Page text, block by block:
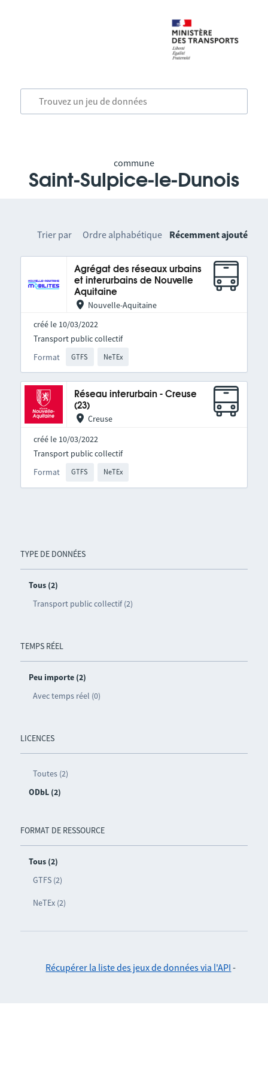
commune
Saint-Sulpice-le-Dunois
TYPE DE DONNÉES
Tous (2)
Transport public collectif (2)
TEMPS RÉEL
Peu importe (2)
Avec temps réel (0)
LICENCES
Toutes (2)
ODbL (2)
FORMAT DE RESSOURCE
Tous (2)
GTFS (2)
NeTEx (2)
Trier par Ordre alphabétique Récemment ajouté
Agrégat des réseaux urbains
et interurbains de Nouvelle
Aquitaine
Nouvelle-Aquitaine
créé le 10/03/2022
Format GTFS NeTEx
Transport public collectif
Réseau interurbain - Creuse
(23)
Creuse
créé le 10/03/2022
Format GTFS NeTEx
Transport public collectif
Récupérer la liste des jeux de données via l'API -